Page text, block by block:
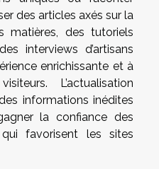
des articles axés sur la
matières, des tutoriels
interviews d’artisans
enrichissante et à
L’actualisation
informations inédites
la confiance des
favorisent les sites